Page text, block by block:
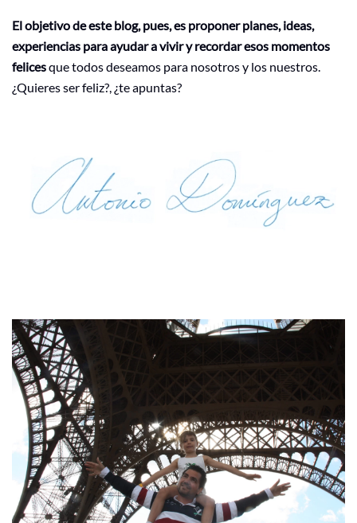
El objetivo de este blog, pues, es proponer planes, ideas,
experiencias para ayudar a vivir y recordar esos momentos
felicesque todos deseamos para nosotros y los nuestros.
¿Quieres ser feliz?, ¿te apuntas?